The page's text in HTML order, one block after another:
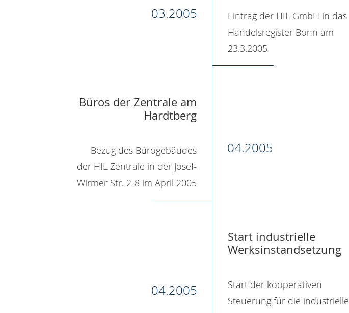
Eintrag der HIL GmbH in das
Handelsregister Bonn am
23.3.2005
03.2005
Büros der Zentrale am
Hardtberg
Bezug des Bürogebäudes
der HIL Zentrale in der Josef-
Wirmer Str. 2-8 im April 2005
04.2005
Start industrielle
Werksinstandsetzung
Start der kooperativen
Steuerung für die industrielle
04.2005